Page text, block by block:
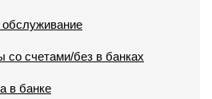
обслуживание
со счетами/без в банках
в банке